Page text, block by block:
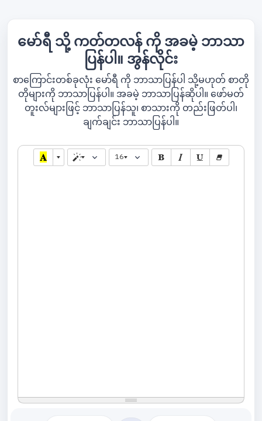
မော်ရီ သို့ ကတ်တလန် ကို အခမဲ့ ဘာသာ
ပြန်ပါ။ အွန်လိုင်း
စာကြောင်းတစ်ခုလုံး မော်ရီ ကို ဘာသာပြန်ပါ သို့မဟုတ် စာတို
တိုများကို ဘာသာပြန်ပါ။ အခမဲ့ ဘာသာပြန်ဆိုပါ။ ဖော်မတ်
တူးလ်များဖြင့် ဘာသာပြန်သူ၊ စာသားကို တည်းဖြတ်ပါ၊
ချက်ချင်း ဘာသာပြန်ပါ။
16